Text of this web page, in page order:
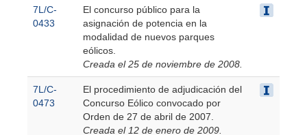
7L/C-
0433
El concurso público para la
asignación de potencia en la
modalidad de nuevos parques
eólicos.
Creada el 25 de noviembre de 2008.
7L/C-
0473
El procedimiento de adjudicación del
Concurso Eólico convocado por
Orden de 27 de abril de 2007.
Creada el 12 de enero de 2009.